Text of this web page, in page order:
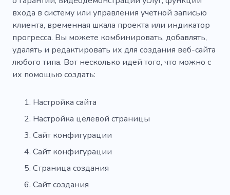
входа в систему или управления учетной записью
клиента, временная шкала проекта или индикатор
прогресса. Вы можете комбинировать, добавлять,
удалять и редактировать их для создания веб-сайта
любого типа. Вот несколько идей того, что можно с
их помощью создать:
Настройка сайта
Настройка целевой страницы
Сайт конфигурации
Сайт конфигурации
Страница создания
Сайт создания